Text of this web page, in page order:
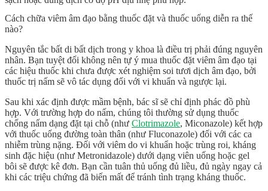
Cách chữa viêm âm đạo bằng thuốc đặt và thuốc uống diễn ra thế
nào?
Nguyên tắc bất di bất dịch trong y khoa là điều trị phải đúng nguyên
nhân. Bạn tuyệt đối không nên tự ý mua thuốc đặt viêm âm đạo tại
các hiệu thuốc khi chưa được xét nghiệm soi tươi dịch âm đạo, bởi
thuốc trị nấm sẽ vô tác dụng đối với vi khuẩn và ngược lại.
Sau khi xác định được mầm bệnh, bác sĩ sẽ chỉ định phác đồ phù
hợp. Với trường hợp do nấm, chúng tôi thường sử dụng thuốc
chống nấm dạng đặt tại chỗ (như Clotrimazole, Miconazole) kết hợp
với thuốc uống đường toàn thân (như Fluconazole) đối với các ca
nhiễm trùng nặng. Đối với viêm do vi khuẩn hoặc trùng roi, kháng
sinh đặc hiệu (như Metronidazole) dưới dạng viên uống hoặc gel
bôi sẽ được kê đơn. Bạn cần tuân thủ uống đủ liều, đủ ngày ngay cả
khi các triệu chứng đã biến mất để tránh tình trạng kháng thuốc.